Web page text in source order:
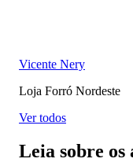
Vicente Nery
Loja Forró Nordeste
Ver todos
Leia sobre os